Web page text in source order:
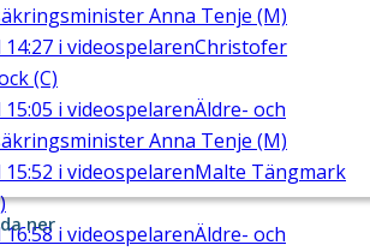
Anna Tenje (M)
14:27 i videospelarenChristofer
(C)
15:05 i videospelarenÄldre- och
Anna Tenje (M)
15:52 i videospelarenMalte Tängmark
16:58 i videospelarenÄldre- och
ner